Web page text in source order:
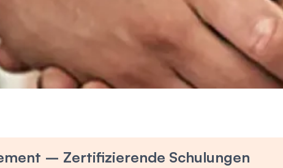
– Zertifizierende Schulungen